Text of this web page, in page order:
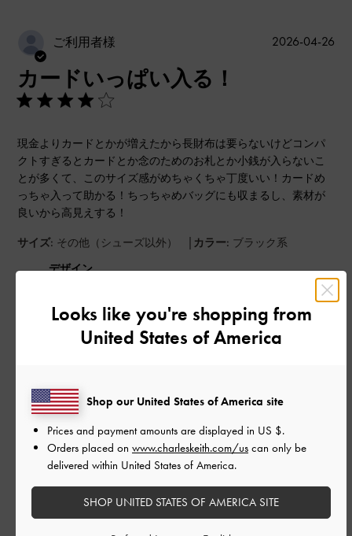
ご利用者様
カードいっぱい入る！
現金よりカードとかが増えたから長財布は要らないけどコンパ
クトすぎるとカードとか念のためのお札とか小銭が入らないこ
とが多くて、このサイズ感がめちゃくちゃ丁度いい！カードめ
っちゃ入って助かる！ちっちゃめバッグにも収まるし、素材が
良いから高見えする！
サイズ: その他（シューズ以外） | カラー: ブラック系
デザイン
もっと見る
公
2026-04-26
このレビューは役に立ちましたか？
Looks like you're shopping from
United States of America
Shop our United States of America site
Prices and payment amounts are displayed in US $.
Orders placed on www.charleskeith.com/us can only be
delivered within United States of America.
SHOP UNITED STATES OF AMERICA SITE